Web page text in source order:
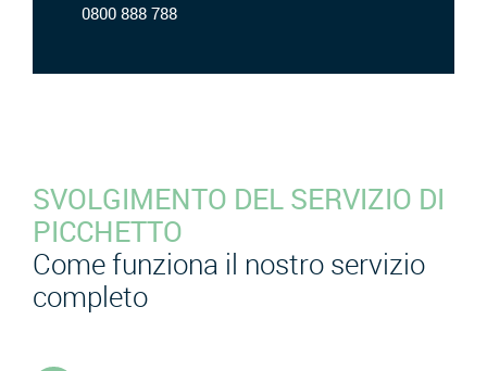
0800 888 788
SVOLGIMENTO DEL SERVIZIO DI
PICCHETTO
Come funziona il nostro servizio
completo